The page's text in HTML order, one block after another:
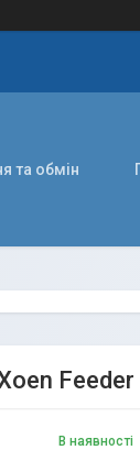
та обмін
В наявності